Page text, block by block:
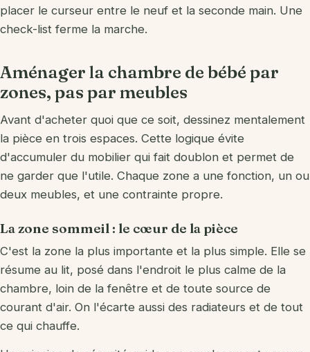
placer le curseur entre le neuf et la seconde main. Une
check-list ferme la marche.
Aménager la chambre de bébé par
zones, pas par meubles
Avant d'acheter quoi que ce soit, dessinez mentalement
la pièce en trois espaces. Cette logique évite
d'accumuler du mobilier qui fait doublon et permet de
ne garder que l'utile. Chaque zone a une fonction, un ou
deux meubles, et une contrainte propre.
La zone sommeil : le cœur de la pièce
C'est la zone la plus importante et la plus simple. Elle se
résume au lit, posé dans l'endroit le plus calme de la
chambre, loin de la fenêtre et de toute source de
courant d'air. On l'écarte aussi des radiateurs et de tout
ce qui chauffe.